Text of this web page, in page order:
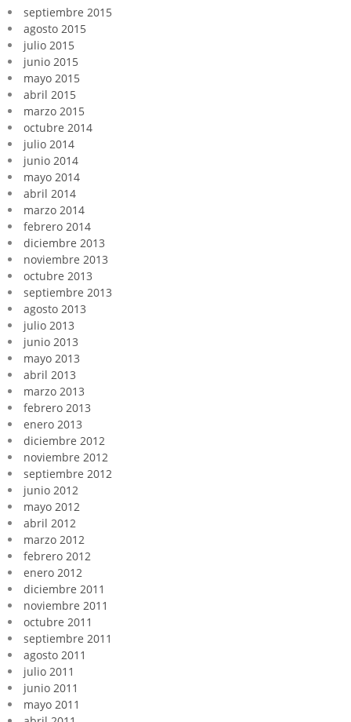
septiembre 2015
agosto 2015
julio 2015
junio 2015
mayo 2015
abril 2015
marzo 2015
octubre 2014
julio 2014
junio 2014
mayo 2014
abril 2014
marzo 2014
febrero 2014
diciembre 2013
noviembre 2013
octubre 2013
septiembre 2013
agosto 2013
julio 2013
junio 2013
mayo 2013
abril 2013
marzo 2013
febrero 2013
enero 2013
diciembre 2012
noviembre 2012
septiembre 2012
junio 2012
mayo 2012
abril 2012
marzo 2012
febrero 2012
enero 2012
diciembre 2011
noviembre 2011
octubre 2011
septiembre 2011
agosto 2011
julio 2011
junio 2011
mayo 2011